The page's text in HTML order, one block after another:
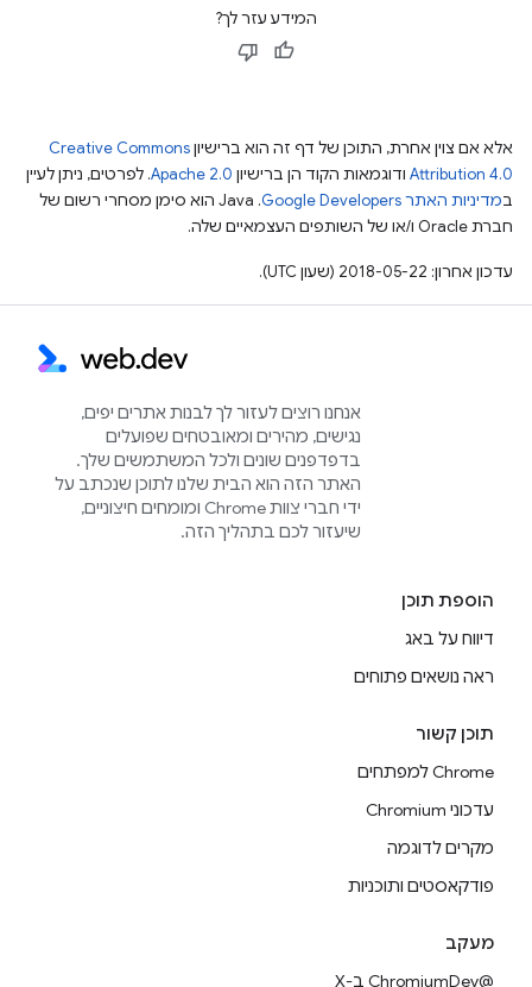
המידע עזר לך?
אלא אם צוין אחרת, התוכן של דף זה הוא ברישיוןCreative Commons
Attribution 4.0 ודוגמאות הקוד הן ברישיון Apache 2.0. לפרטים, ניתן לעיין
במדיניות האתר Google Developers‏
.‏ Java הוא סימן מסחרי רשום של
חברת Oracle ו/או של השותפים העצמאיים שלה.
עדכון אחרון: 2018-05-22 (שעון UTC).
אנחנו רוצים לעזור לך לבנות אתרים יפים,
נגישים, מהירים ומאובטחים שפועלים
בדפדפנים שונים ולכל המשתמשים שלך.
האתר הזה הוא הבית שלנו לתוכן שנכתב על
ידי חברי צוות Chrome ומומחים חיצוניים,
שיעזור לכם בתהליך הזה.
הוספת תוכן
דיווח על באג
ראה נושאים פתוחים
תוכן קשור
Chrome למפתחים
עדכוני Chromium
מקרים לדוגמה
פודקאסטים ותוכניות
מעקב
@ChromiumDev ב-X